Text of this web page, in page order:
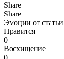
Share
Share
Эмоции от статьи
Нравится
0
Восхищение
0